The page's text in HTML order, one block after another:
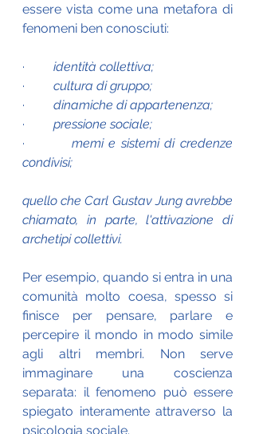
essere vista come una metafora di
fenomeni ben conosciuti:
· identità collettiva;
· cultura di gruppo;
· dinamiche di appartenenza;
· pressione sociale;
· memi e sistemi di credenze
condivisi;
quello che Carl Gustav Jung avrebbe
chiamato, in parte, l'attivazione di
archetipi collettivi.
Per esempio, quando si entra in una
comunità molto coesa, spesso si
finisce per pensare, parlare e
percepire il mondo in modo simile
agli altri membri. Non serve
immaginare una coscienza
separata: il fenomeno può essere
spiegato interamente attraverso la
psicologia sociale.